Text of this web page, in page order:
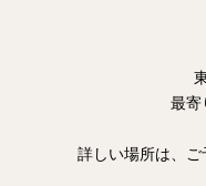
最寄
詳しい場所は、